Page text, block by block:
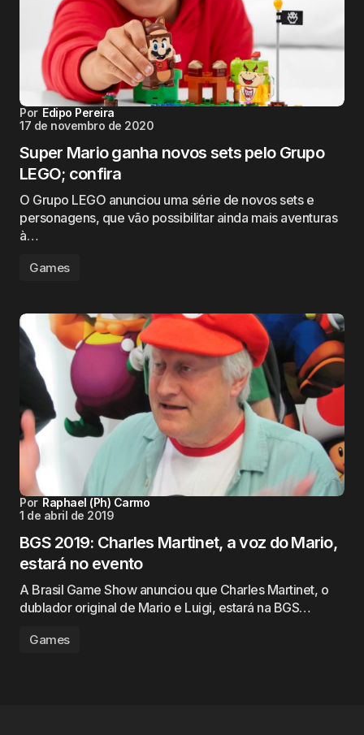
Por Edipo Pereira
17 de novembro de 2020
Super Mario ganha novos sets pelo Grupo
LEGO; confira
O Grupo LEGO anunciou uma série de novos sets e
personagens, que vão possibilitar ainda mais aventuras
à…
Games
Por Raphael (Ph) Carmo
1 de abril de 2019
BGS 2019: Charles Martinet, a voz do Mario,
estará no evento
A Brasil Game Show anunciou que Charles Martinet, o
dublador original de Mario e Luigi, estará na BGS…
Games